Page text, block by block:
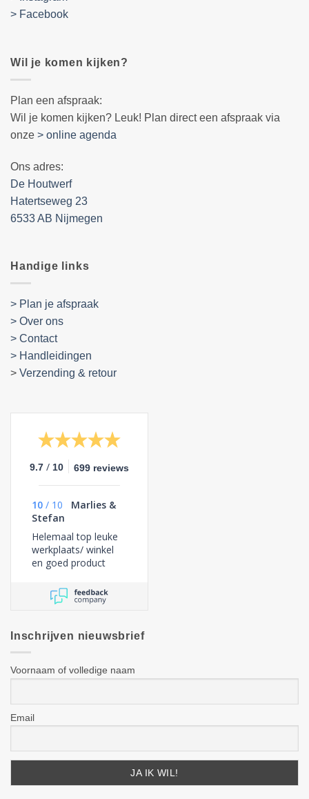
> Facebook
Wil je komen kijken?
Plan een afspraak:
Wil je komen kijken? Leuk! Plan direct een afspraak via
onze > online agenda
Ons adres:
De Houtwerf
Hatertseweg 23
6533 AB Nijmegen
Handige links
> Plan je afspraak
> Over ons
> Contact
> Handleidingen
> Verzending & retour
9.7 / 10 699 reviews
10 / 10
Marlies &
Stefan
Helemaal top leuke
werkplaats/ winkel
en goed product
staan je goed te
woord En erg leuk
je op de hoogte
Inschrijven nieuwsbrief
Voornaam of volledige naam
Email